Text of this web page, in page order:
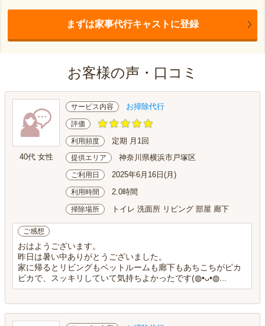
まずは家事代行キャストに登録
お客様の声・口コミ
40代 女性
サービス内容 お掃除代行
評価
利用頻度 定期 月1回
提供エリア 神奈川県横浜市戸塚区
ご利用日 2025年6月16日(月)
利用時間 2.0時間
掃除場所 トイレ 洗面所 リビング 部屋 廊下
ご感想
おはようございます。
昨日は暑い中ありがとうございました。
家に帰るとリビングもベットルームも廊下もあちこちがピカ
ピカで、スッキリしていて気持ちよかったです(⁠◍⁠•⁠ᴗ⁠•⁠◍⁠...